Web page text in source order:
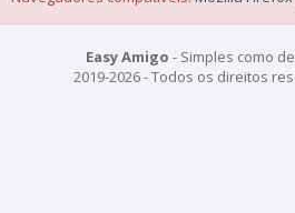
Easy Amigo - Simples como
2019-2026 - Todos os direitos